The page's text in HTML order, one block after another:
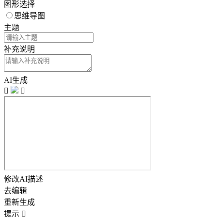
图形选择
思维导图
主题
补充说明
AI生成


修改AI描述
去编辑
重新生成
提示 